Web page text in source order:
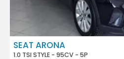
SEAT ARONA
1.0 TSI STYLE - 95CV - 5P